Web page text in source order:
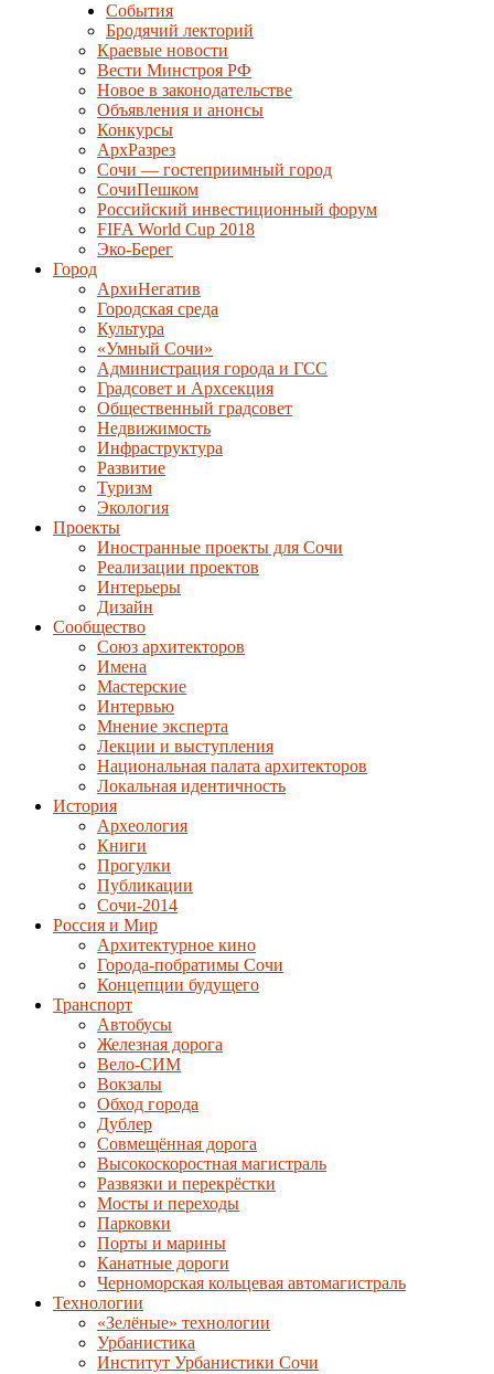
События
Бродячий лекторий
Краевые новости
Вести Минстроя РФ
Новое в законодательстве
Объявления и анонсы
Конкурсы
АрхРазрез
Сочи — гостеприимный город
СочиПешком
Российский инвестиционный форум
FIFA World Cup 2018
Эко-Берег
Город
АрхиНегатив
Городская среда
Культура
«Умный Сочи»
Администрация города и ГСС
Градсовет и Архсекция
Общественный градсовет
Недвижимость
Инфраструктура
Развитие
Туризм
Экология
Проекты
Иностранные проекты для Сочи
Реализации проектов
Интерьеры
Дизайн
Сообщество
Союз архитекторов
Имена
Мастерские
Интервью
Мнение эксперта
Лекции и выступления
Национальная палата архитекторов
Локальная идентичность
История
Археология
Книги
Прогулки
Публикации
Сочи-2014
Россия и Мир
Архитектурное кино
Города-побратимы Сочи
Концепции будущего
Транспорт
Автобусы
Железная дорога
Вело-СИМ
Вокзалы
Обход города
Дублер
Совмещённая дорога
Высокоскоростная магистраль
Развязки и перекрёстки
Мосты и переходы
Парковки
Порты и марины
Канатные дороги
Черноморская кольцевая автомагистраль
Технологии
«Зелёные» технологии
Урбанистика
Институт Урбанистики Сочи